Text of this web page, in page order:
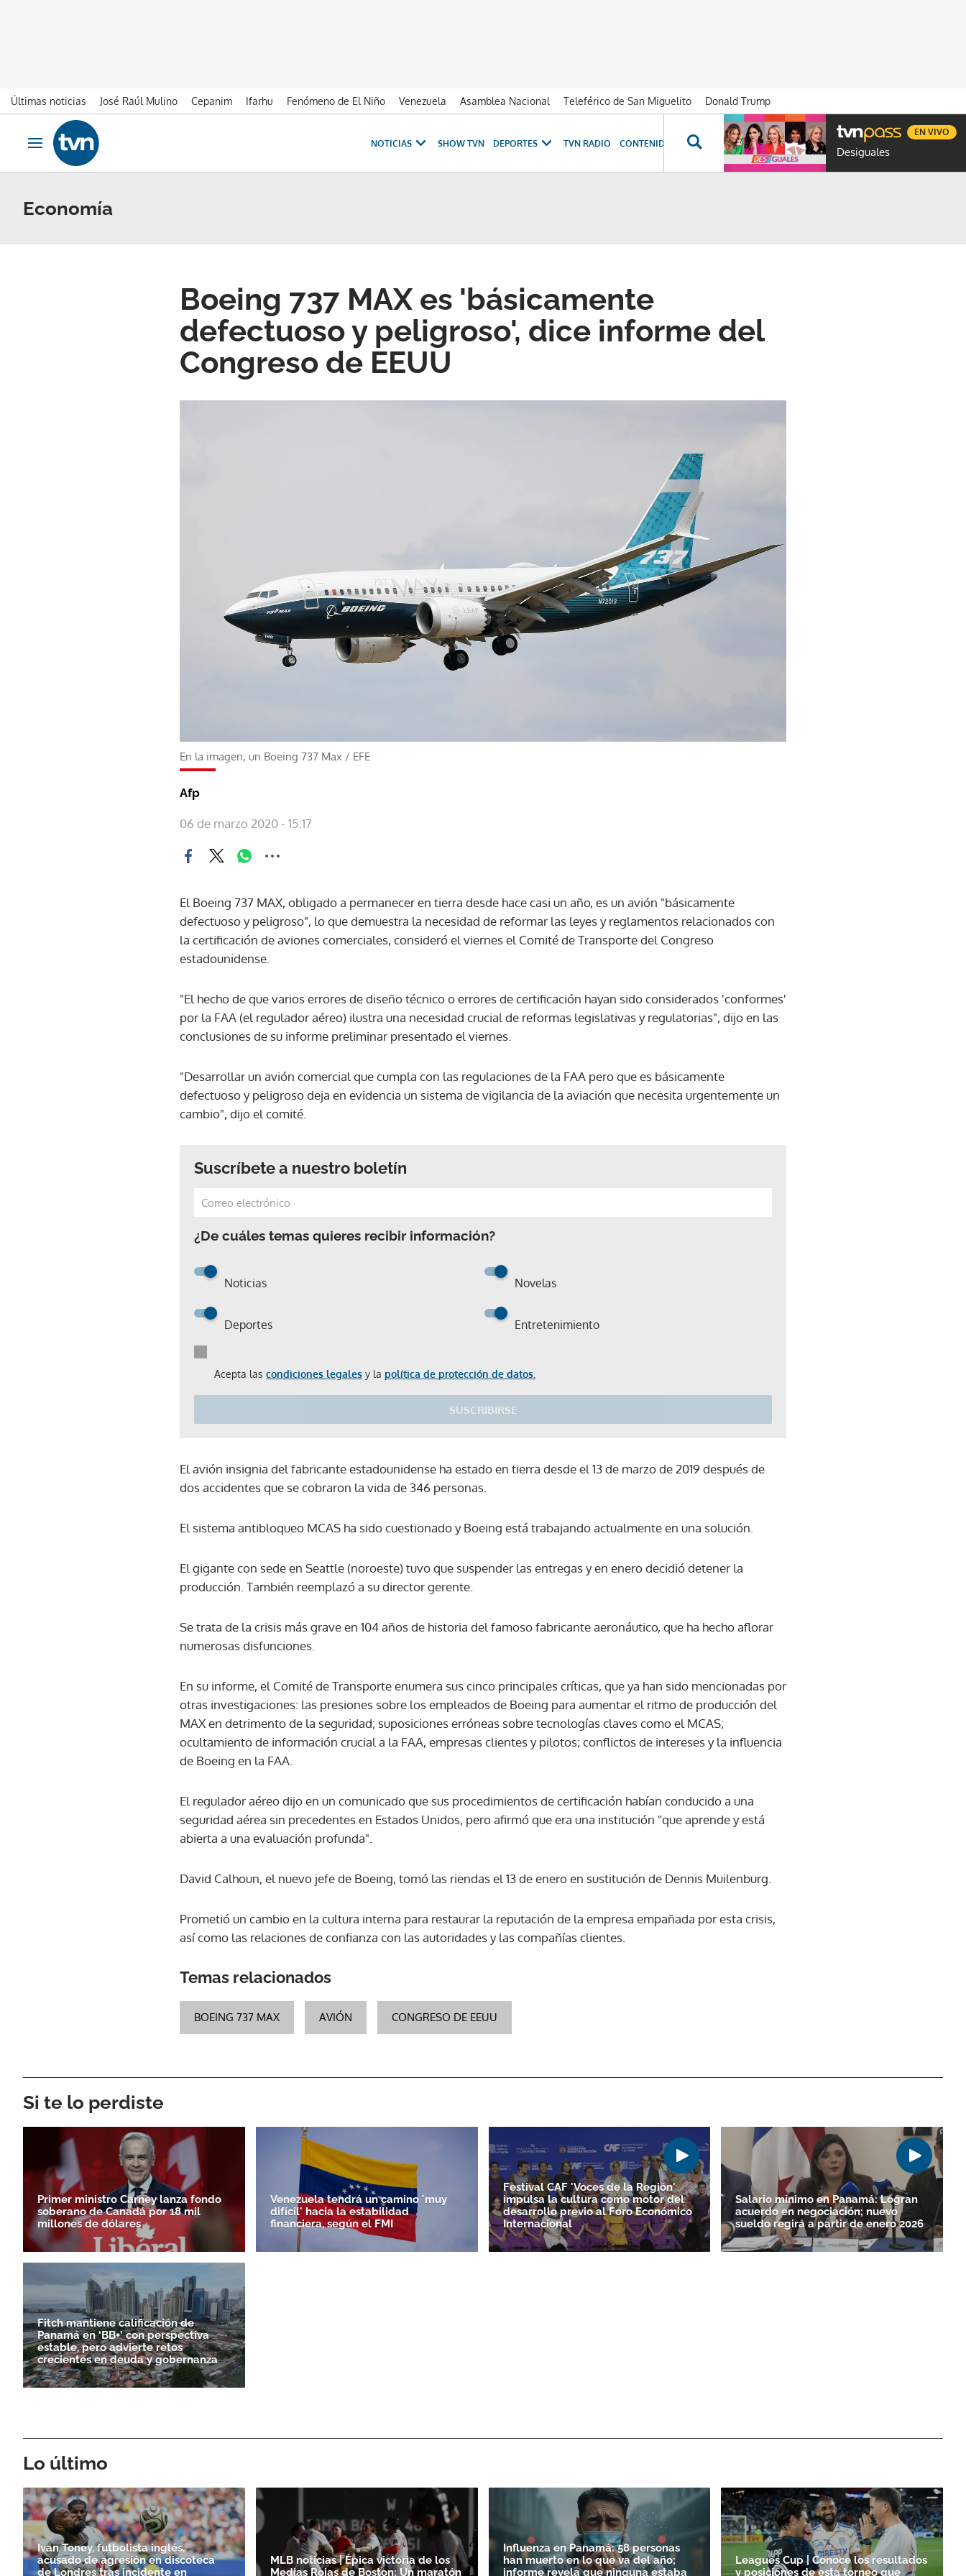
Últimas noticias José Raúl Mulino Cepanim Ifarhu Fenómeno de El Niño Venezuela Asamblea Nacional Teleférico de San Miguelito
Donald Trump
Ir al contenido
Obrir navegació
NOTICIAS SHOW TVN DEPORTES TVN RADIO CONTENIDOS ESPECIALES NOVELAS PROGRAMAS GENTE TVN
Desiguales
EN VIVO
Economía
Boeing 737 MAX es 'básicamente
defectuoso y peligroso', dice informe del
Congreso de EEUU
En la imagen, un Boeing 737 Max / EFE
Afp
06 de marzo 2020 - 15:17
El Boeing 737 MAX, obligado a permanecer en tierra desde hace casi un año, es un avión "básicamente
defectuoso y peligroso", lo que demuestra la necesidad de reformar las leyes y reglamentos relacionados con
la certificación de aviones comerciales, consideró el viernes el Comité de Transporte del Congreso
estadounidense.
"El hecho de que varios errores de diseño técnico o errores de certificación hayan sido considerados 'conformes'
por la FAA (el regulador aéreo) ilustra una necesidad crucial de reformas legislativas y regulatorias", dijo en las
conclusiones de su informe preliminar presentado el viernes.
"Desarrollar un avión comercial que cumpla con las regulaciones de la FAA pero que es básicamente
defectuoso y peligroso deja en evidencia un sistema de vigilancia de la aviación que necesita urgentemente un
cambio", dijo el comité.
Suscríbete a nuestro boletín
¿De cuáles temas quieres recibir información?
Noticias Novelas
Deportes Entretenimiento
Acepta las condiciones legales y la política de protección de datos.
SUSCRIBIRSE
El avión insignia del fabricante estadounidense ha estado en tierra desde el 13 de marzo de 2019 después de
dos accidentes que se cobraron la vida de 346 personas.
El sistema antibloqueo MCAS ha sido cuestionado y Boeing está trabajando actualmente en una solución.
El gigante con sede en Seattle (noroeste) tuvo que suspender las entregas y en enero decidió detener la
producción. También reemplazó a su director gerente.
Se trata de la crisis más grave en 104 años de historia del famoso fabricante aeronáutico, que ha hecho aflorar
numerosas disfunciones.
En su informe, el Comité de Transporte enumera sus cinco principales críticas, que ya han sido mencionadas por
otras investigaciones: las presiones sobre los empleados de Boeing para aumentar el ritmo de producción del
MAX en detrimento de la seguridad; suposiciones erróneas sobre tecnologías claves como el MCAS;
ocultamiento de información crucial a la FAA, empresas clientes y pilotos; conflictos de intereses y la influencia
de Boeing en la FAA.
El regulador aéreo dijo en un comunicado que sus procedimientos de certificación habían conducido a una
seguridad aérea sin precedentes en Estados Unidos, pero afirmó que era una institución "que aprende y está
abierta a una evaluación profunda".
David Calhoun, el nuevo jefe de Boeing, tomó las riendas el 13 de enero en sustitución de Dennis Muilenburg.
Prometió un cambio en la cultura interna para restaurar la reputación de la empresa empañada por esta crisis,
así como las relaciones de confianza con las autoridades y las compañías clientes.
Temas relacionados
BOEING 737 MAX AVIÓN CONGRESO DE EEUU
Si te lo perdiste
Primer ministro Carney lanza fondo
soberano de Canadá por 18 mil
millones de dólares
Venezuela tendrá un camino 'muy
difícil' hacia la estabilidad
financiera, según el FMI
Festival CAF 'Voces de la Región'
impulsa la cultura como motor del
desarrollo previo al Foro Económico
Internacional
Salario mínimo en Panamá: Logran
acuerdo en negociación; nuevo
sueldo regirá a partir de enero 2026
Fitch mantiene calificación de
Panamá en ‘BB+’ con perspectiva
estable, pero advierte retos
crecientes en deuda y gobernanza
Lo último
Ivan Toney, futbolista inglés,
acusado de agresión en discoteca
de Londres tras incidente en
MLB noticias | Épica victoria de los
Medias Rojas de Boston: Un maratón
Influenza en Panamá: 58 personas
han muerto en lo que va del año;
informe revela que ninguna estaba
Leagues Cup | Conoce los resultados
y posiciones de esta torneo que